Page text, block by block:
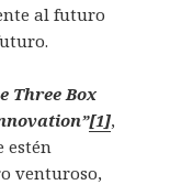
al futuro
Three Box
[1],
estén
venturoso,